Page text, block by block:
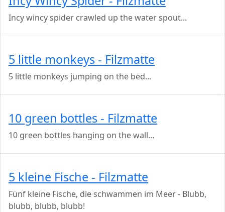
Incy wincy spider crawled up the water spout...
5 little monkeys - Filzmatte
5 little monkeys jumping on the bed...
10 green bottles - Filzmatte
10 green bottles hanging on the wall...
5 kleine Fische - Filzmatte
Fünf kleine Fische, die schwammen im Meer - Blubb,
blubb, blubb, blubb!